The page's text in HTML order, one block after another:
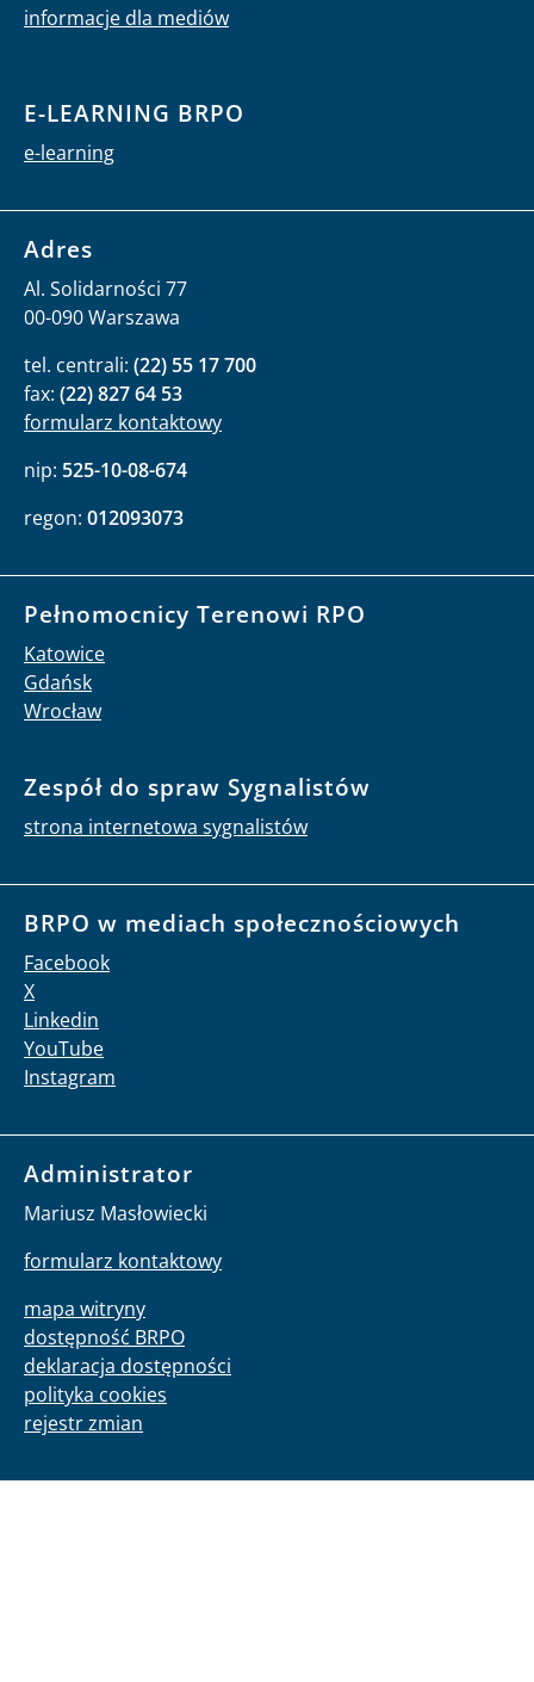
informacje dla mediów
E-LEARNING BRPO
e-learning
Adres
Al. Solidarności 77
00-090 Warszawa
tel. centrali: (22) 55 17 700
fax: (22) 827 64 53
formularz kontaktowy
nip: 525-10-08-674
regon: 012093073
Pełnomocnicy Terenowi RPO
Katowice
Gdańsk
Wrocław
Zespół do spraw Sygnalistów
strona internetowa sygnalistów
BRPO w mediach społecznościowych
Facebook
X
Linkedin
YouTube
Instagram
Administrator
Mariusz Masłowiecki
formularz kontaktowy
mapa witryny
dostępność BRPO
deklaracja dostępności
polityka cookies
rejestr zmian